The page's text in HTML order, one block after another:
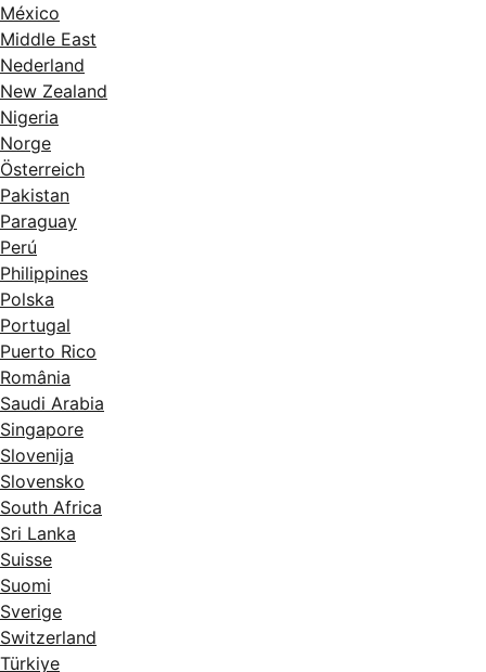
México
Middle East
Nederland
New Zealand
Nigeria
Norge
Österreich
Pakistan
Paraguay
Perú
Philippines
Polska
Portugal
Puerto Rico
România
Saudi Arabia
Singapore
Slovenija
Slovensko
South Africa
Sri Lanka
Suisse
Suomi
Sverige
Switzerland
Türkiye